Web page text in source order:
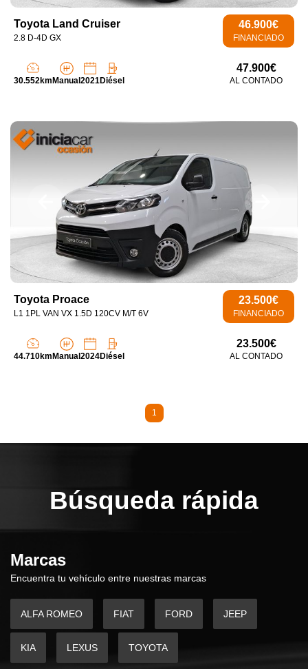
Toyota Land Cruiser
2.8 D-4D GX
46.900€
FINANCIADO
30.552kmManual2021Diésel
47.900€
AL CONTADO
Toyota Proace
L1 1PL VAN VX 1.5D 120CV M/T 6V
23.500€
FINANCIADO
44.710km Manual 2024Diésel
23.500€
AL CONTADO
1
Búsqueda rápida
Marcas
Encuentra tu vehículo entre nuestras marcas
ALFA ROMEO FIAT FORD JEEP
KIA LEXUS TOYOTA